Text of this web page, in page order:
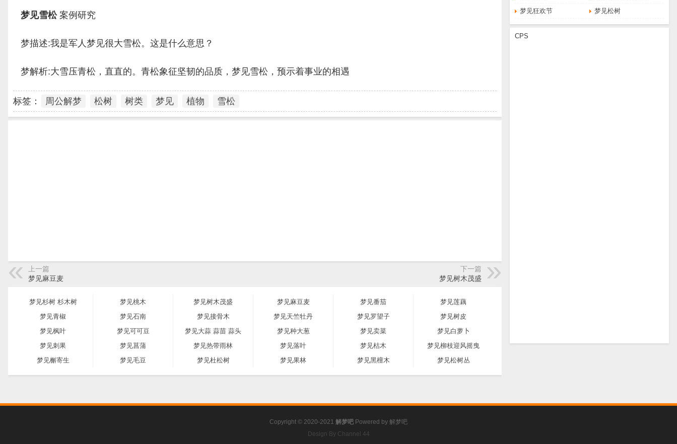
梦见狂欢节
梦见松树
CPS
梦见雪松 案例研究
梦描述:我是军人梦见很大雪松。这是什么意思？
梦解析:大雪压青松，直直的。青松象征坚韧的品质，梦见雪松，预示着事业的相遇
标签： 周公解梦 松树 树类 梦见 植物 雪松
上一篇
梦见麻豆麦
下一篇
梦见树木茂盛
梦见杉树 杉木树 梦见桃木 梦见树木茂盛 梦见麻豆麦 梦见番茄
梦见莲藕
梦见青椒
梦见石南 梦见接骨木 梦见天竺牡丹 梦见罗望子
梦见树皮
梦见枫叶
梦见可可豆 梦见大蒜 蒜苗 蒜头 梦见种大葱 梦见卖菜
梦见白萝卜
梦见刺果
梦见菖蒲 梦见热带雨林 梦见落叶 梦见枯木
梦见柳枝迎风摇曳
梦见槲寄生
梦见毛豆 梦见杜松树 梦见果林 梦见黑檀木 梦见松树丛
Copyright © 2020-2021 解梦吧 Powered by 解梦吧
Design By Channel 44